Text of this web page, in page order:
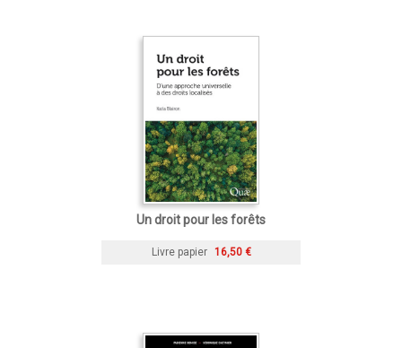
Un droit pour les forêts
Livre papier 16,50 €